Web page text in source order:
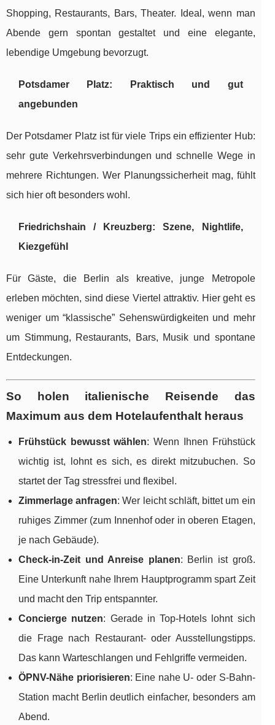
Shopping, Restaurants, Bars, Theater. Ideal, wenn man
Abende gern spontan gestaltet und eine elegante,
lebendige Umgebung bevorzugt.
Potsdamer Platz: Praktisch und gut
angebunden
Der Potsdamer Platz ist für viele Trips ein effizienter Hub:
sehr gute Verkehrsverbindungen und schnelle Wege in
mehrere Richtungen. Wer Planungssicherheit mag, fühlt
sich hier oft besonders wohl.
Friedrichshain / Kreuzberg: Szene, Nightlife,
Kiezgefühl
Für Gäste, die Berlin als kreative, junge Metropole
erleben möchten, sind diese Viertel attraktiv. Hier geht es
weniger um “klassische” Sehenswürdigkeiten und mehr
um Stimmung, Restaurants, Bars, Musik und spontane
Entdeckungen.
So holen italienische Reisende das
Maximum aus dem Hotelaufenthalt heraus
Frühstück bewusst wählen: Wenn Ihnen Frühstück
wichtig ist, lohnt es sich, es direkt mitzubuchen. So
startet der Tag stressfrei und flexibel.
Zimmerlage anfragen: Wer leicht schläft, bittet um ein
ruhiges Zimmer (zum Innenhof oder in oberen Etagen,
je nach Gebäude).
Check-in-Zeit und Anreise planen: Berlin ist groß.
Eine Unterkunft nahe Ihrem Hauptprogramm spart Zeit
und macht den Trip entspannter.
Concierge nutzen: Gerade in Top-Hotels lohnt sich
die Frage nach Restaurant- oder Ausstellungstipps.
Das kann Warteschlangen und Fehlgriffe vermeiden.
ÖPNV-Nähe priorisieren: Eine nahe U- oder S-Bahn-
Station macht Berlin deutlich einfacher, besonders am
Abend.